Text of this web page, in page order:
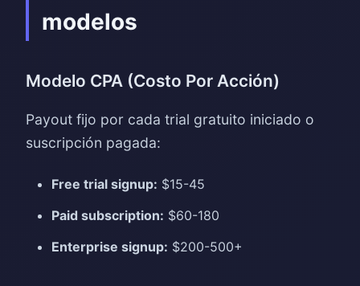
modelos
Modelo CPA (Costo Por Acción)
Payout fijo por cada trial gratuito iniciado o
suscripción pagada:
Free trial signup: $15-45
Paid subscription: $60-180
Enterprise signup: $200-500+